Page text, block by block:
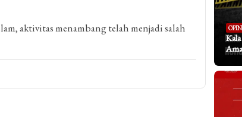
aktivitas menambang telah menjadi salah